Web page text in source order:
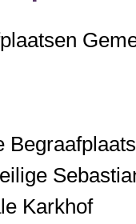
Karkhof